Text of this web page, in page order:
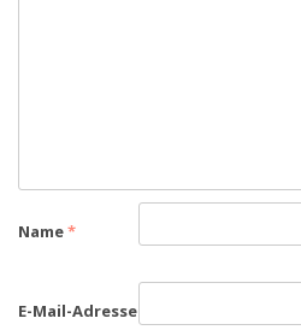
Name*
E-Mail-Adresse